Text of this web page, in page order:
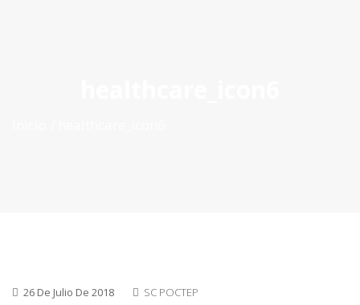
26 De Julio De 2018 SC POCTEP